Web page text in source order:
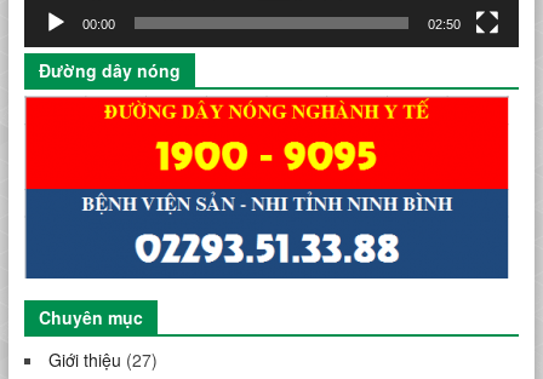
00:00 02:50
Đường dây nóng
Chuyên mục
Giới thiệu (27)